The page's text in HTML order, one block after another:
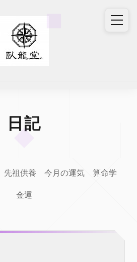
日記
先祖供養 今月の運気 算命学
金運